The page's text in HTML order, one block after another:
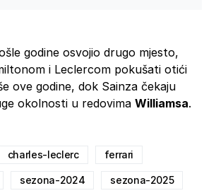
godine osvojio drugo mjesto,
i Leclercom pokušati otići
ove godine, dok Sainza čekaju
okolnosti u redovima Williamsa.
charles-leclerc ferrari
sezona-2024 sezona-2025